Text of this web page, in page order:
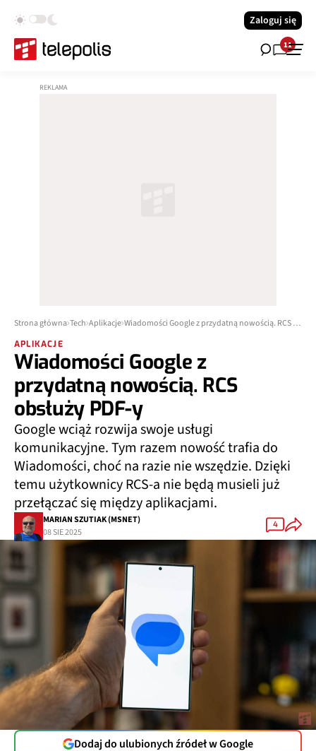
Zaloguj się
11
Strona główna Tech Aplikacje
APLIKACJE
Wiadomości Google z
przydatną nowością. RCS
obsłuży PDF-y
Google wciąż rozwija swoje usługi
komunikacyjne. Tym razem nowość trafia do
Wiadomości, choć na razie nie wszędzie. Dzięki
temu użytkownicy RCS-a nie będą musieli już
przełączać się między aplikacjami.
MARIAN SZUTIAK (MSNET)
08 SIE 2025
4
Dodaj do ulubionych źródeł w Google